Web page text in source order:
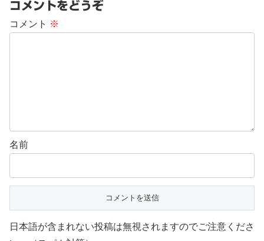
コメントをどうぞ
コメント ※
名前
日本語が含まれない投稿は無視されますのでご注意くださ